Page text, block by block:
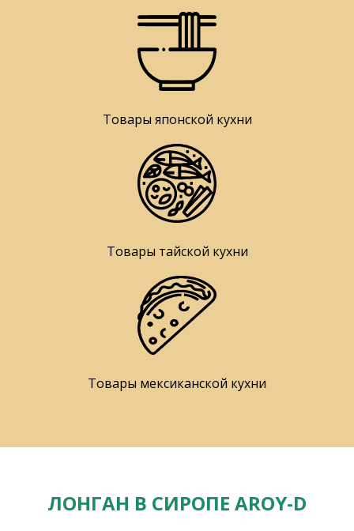
Товары японской кухни
Товары тайской кухни
Товары мексиканской кухни
ЛОНГАН В СИРОПЕ AROY-D